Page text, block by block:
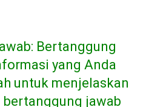
Bertanggung
yang Anda
untuk menjelaskan
bertanggung jawab